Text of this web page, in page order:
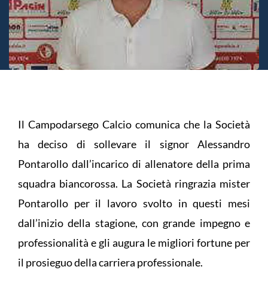
Il Campodarsego Calcio comunica che la Società
ha deciso di sollevare il signor Alessandro
Pontarollo dall’incarico di allenatore della prima
squadra biancorossa. La Società ringrazia mister
Pontarollo per il lavoro svolto in questi mesi
dall’inizio della stagione, con grande impegno e
professionalità e gli augura le migliori fortune per
il prosieguo della carriera professionale.